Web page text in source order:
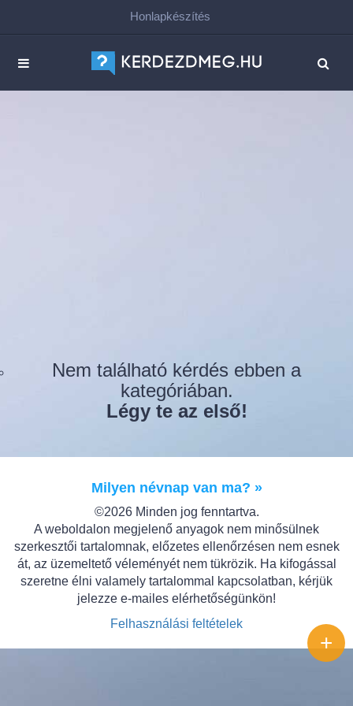
Honlapkészítés
Nem található kérdés ebben a
kategóriában.
Légy te az első!
Milyen névnap van ma? »
©2026 Minden jog fenntartva.
A weboldalon megjelenő anyagok nem minősülnek
szerkesztői tartalomnak, előzetes ellenőrzésen nem esnek
át, az üzemeltető véleményét nem tükrözik. Ha kifogással
szeretne élni valamely tartalommal kapcsolatban, kérjük
jelezze e-mailes elérhetőségünkön!
Felhasználási feltételek
+